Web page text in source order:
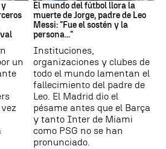
y
un
El mundo del fútbol llora la
muerte de Jorge, padre de Leo
Messi: "Fue el sostén y la
persona..."
Instituciones,
organizaciones y clubes de
todo el mundo lamentan el
fallecimiento del padre de
Leo. El Madrid dio el
pésame antes que el Barça
y tanto Inter de Miami
como PSG no se han
pronunciado.